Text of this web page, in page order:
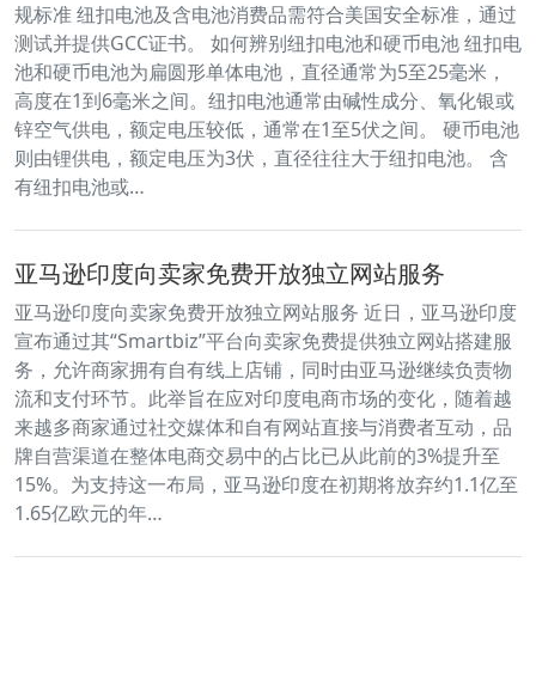
规标准 纽扣电池及含电池消费品需符合美国安全标准，通过
测试并提供GCC证书。 如何辨别纽扣电池和硬币电池 纽扣电
池和硬币电池为扁圆形单体电池，直径通常为5至25毫米，
高度在1到6毫米之间。纽扣电池通常由碱性成分、氧化银或
锌空气供电，额定电压较低，通常在1至5伏之间。 硬币电池
则由锂供电，额定电压为3伏，直径往往大于纽扣电池。 含
有纽扣电池或…
亚马逊印度向卖家免费开放独立网站服务
亚马逊印度向卖家免费开放独立网站服务 近日，亚马逊印度
宣布通过其“Smartbiz”平台向卖家免费提供独立网站搭建服
务，允许商家拥有自有线上店铺，同时由亚马逊继续负责物
流和支付环节。此举旨在应对印度电商市场的变化，随着越
来越多商家通过社交媒体和自有网站直接与消费者互动，品
牌自营渠道在整体电商交易中的占比已从此前的3%提升至
15%。为支持这一布局，亚马逊印度在初期将放弃约1.1亿至
1.65亿欧元的年…